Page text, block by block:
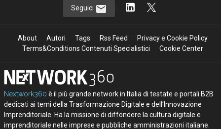
Seguici
About Autori Tags Rss Feed
Privacy e Cookie Policy
Terms&Conditions Contenuti Specialistici
Cookie Center
Nextwork360 è il più grande network in Italia di testate e portali B2B
dedicati ai temi della Trasformazione Digitale e dell’Innovazione
Imprenditoriale. Ha la missione di diffondere la cultura digitale e
imprenditoriale nelle imprese e pubbliche amministrazioni italiane.